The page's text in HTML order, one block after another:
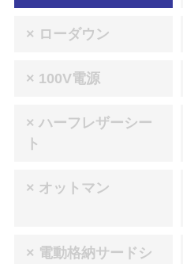
× ローダウン
× 100V電源
× ハーフレザーシー
ト
× オットマン
× 電動格納サードシ